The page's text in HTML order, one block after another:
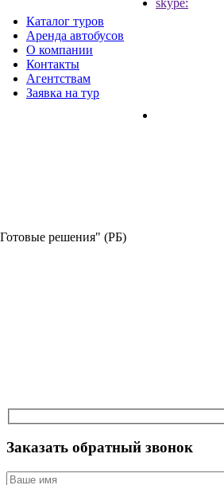
Каталог туров
Аренда автобусов
О компании
Контакты
Агентствам
Заявка на тур
skype:
решения" (РБ)
Заказать обратный звонок